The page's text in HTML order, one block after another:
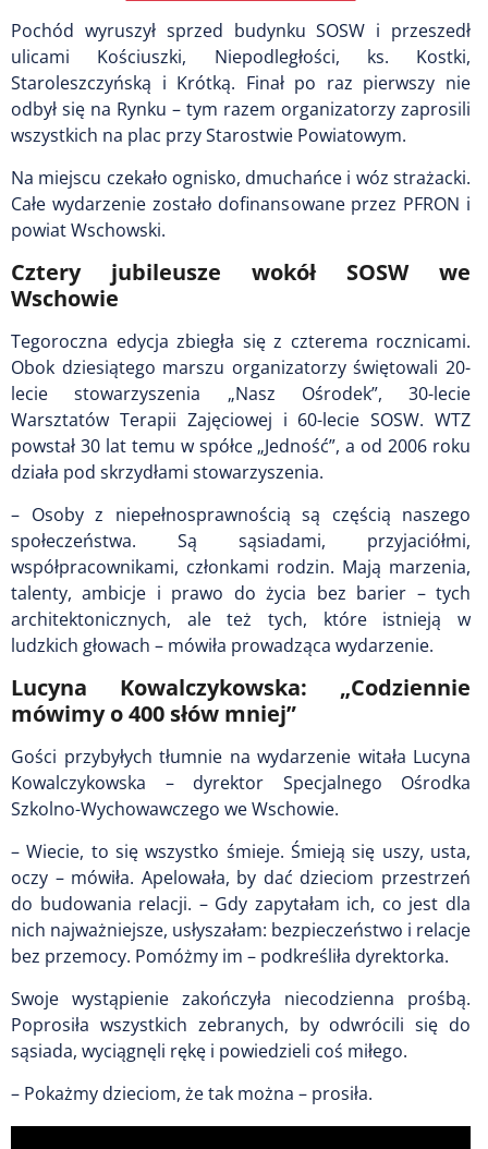
Pochód wyruszył sprzed budynku SOSW i przeszedł
ulicami Kościuszki, Niepodległości, ks. Kostki,
Staroleszczyńską i Krótką. Finał po raz pierwszy nie
odbył się na Rynku – tym razem organizatorzy zaprosili
wszystkich na plac przy Starostwie Powiatowym.
Na miejscu czekało ognisko, dmuchańce i wóz strażacki.
Całe wydarzenie zostało dofinansowane przez PFRON i
powiat Wschowski.
Cztery jubileusze wokół SOSW we
Wschowie
Tegoroczna edycja zbiegła się z czterema rocznicami.
Obok dziesiątego marszu organizatorzy świętowali 20-
lecie stowarzyszenia „Nasz Ośrodek”, 30-lecie
Warsztatów Terapii Zajęciowej i 60-lecie SOSW. WTZ
powstał 30 lat temu w spółce „Jedność”, a od 2006 roku
działa pod skrzydłami stowarzyszenia.
– Osoby z niepełnosprawnością są częścią naszego
społeczeństwa. Są sąsiadami, przyjaciółmi,
współpracownikami, członkami rodzin. Mają marzenia,
talenty, ambicje i prawo do życia bez barier – tych
architektonicznych, ale też tych, które istnieją w
ludzkich głowach – mówiła prowadząca wydarzenie.
Lucyna Kowalczykowska: „Codziennie
mówimy o 400 słów mniej”
Gości przybyłych tłumnie na wydarzenie witała Lucyna
Kowalczykowska – dyrektor Specjalnego Ośrodka
Szkolno-Wychowawczego we Wschowie.
– Wiecie, to się wszystko śmieje. Śmieją się uszy, usta,
oczy – mówiła. Apelowała, by dać dzieciom przestrzeń
do budowania relacji. – Gdy zapytałam ich, co jest dla
nich najważniejsze, usłyszałam: bezpieczeństwo i relacje
bez przemocy. Pomóżmy im – podkreśliła dyrektorka.
Swoje wystąpienie zakończyła niecodzienna prośbą.
Poprosiła wszystkich zebranych, by odwrócili się do
sąsiada, wyciągnęli rękę i powiedzieli coś miłego.
– Pokażmy dzieciom, że tak można – prosiła.